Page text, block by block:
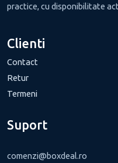
practice, cu disponibilitate
Clienti
Contact
Retur
Termeni
Suport
comenzi@boxdeal.ro